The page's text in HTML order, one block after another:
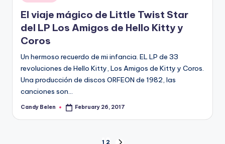
in
El viaje mágico de Little Twist Star
del LP Los Amigos de Hello Kitty y
Coros
Un hermoso recuerdo de mi infancia. EL LP de 33
revoluciones de Hello Kitty, Los Amigos de Kitty y Coros.
Una producción de discos ORFEON de 1982, las
canciones son…
Posted
Candy Belen February 26, 2017
1 2